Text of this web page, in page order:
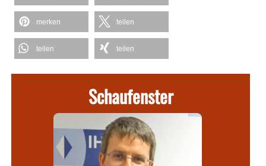
merken teilen
teilen teilen
Schaufenster